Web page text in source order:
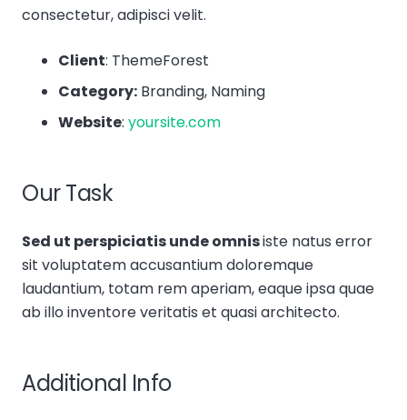
consectetur, adipisci velit.
Client: ThemeForest
Category: Branding, Naming
Website: yoursite.com
Our Task
Sed ut perspiciatis unde omnisiste natus error
sit voluptatem accusantium doloremque
laudantium, totam rem aperiam, eaque ipsa quae
ab illo inventore veritatis et quasi architecto.
Additional Info